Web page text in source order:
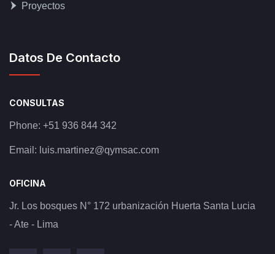
Proyectos
Datos De Contacto
CONSULTAS
Phone: +51 936 844 342
Email: luis.martinez@qymsac.com
OFICINA
Jr. Los bosques N° 172 urbanización Huerta Santa Lucia
- Ate - Lima